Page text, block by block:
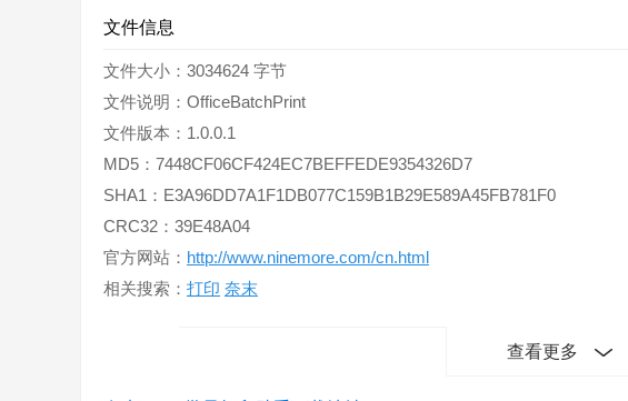
文件信息
文件大小：3034624 字节
文件说明：OfficeBatchPrint
文件版本：1.0.0.1
MD5：7448CF06CF424EC7BEFFEDE9354326D7
SHA1：E3A96DD7A1F1DB077C159B1B29E589A45FB781F0
CRC32：39E48A04
官方网站： http://www.ninemore.com/cn.html
相关搜索： 打印 奈末
查看更多